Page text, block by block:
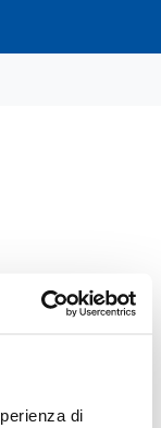
di